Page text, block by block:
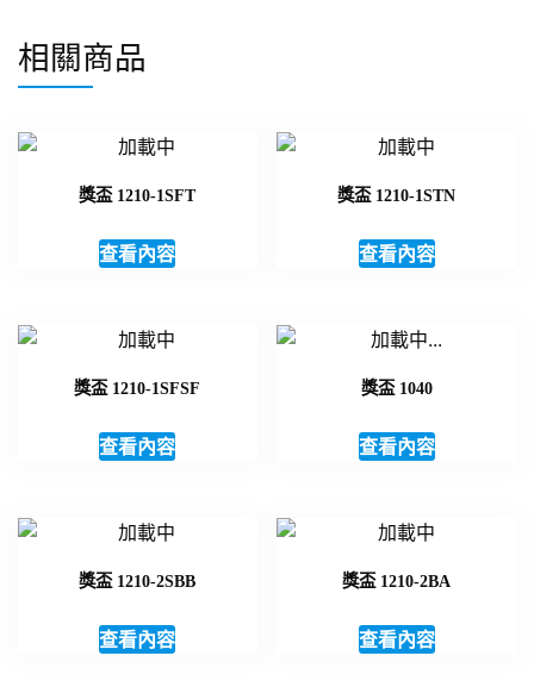
相關商品
獎盃 1210-1SFT
查看內容
獎盃 1210-1STN
查看內容
獎盃 1210-1SFSF
查看內容
獎盃 1040
查看內容
獎盃 1210-2SBB
查看內容
獎盃 1210-2BA
查看內容